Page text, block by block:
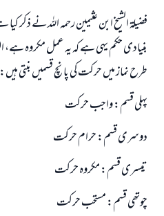
فضیلۃ الشیخ ابن عثیمین رحمہ اللہ نے ذکر
بنیادی حکم یہی ہے کہ یہ عمل مکروہ
طرح نماز میں حرکت کی پانچ قسمیں بنتی ہیں:
پہلی قسم: واجب حرکت
دوسری قسم: حرام حرکت
تیسری قسم: مکروہ حرکت
چوتھی قسم: مستحب حرکت